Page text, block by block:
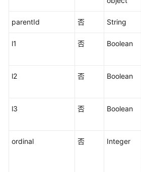
口
parentId 否 String
l1 否 Boolean
l2 否 Boolean
l3 否 Boolean
ordinal 否 Integer